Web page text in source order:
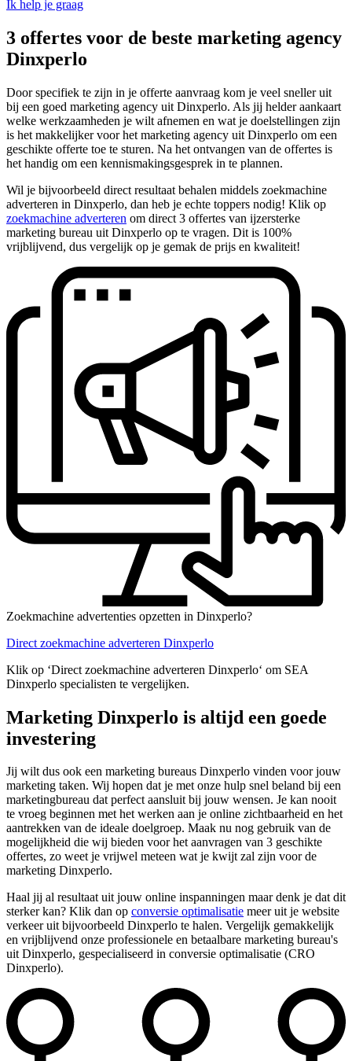
Ik help je graag
3 offertes voor de beste marketing agency
Dinxperlo
Door specifiek te zijn in je offerte aanvraag kom je veel sneller uit
bij een goed marketing agency uit Dinxperlo. Als jij helder aankaart
welke werkzaamheden je wilt afnemen en wat je doelstellingen zijn
is het makkelijker voor het marketing agency uit Dinxperlo om een
geschikte offerte toe te sturen. Na het ontvangen van de offertes is
het handig om een kennismakingsgesprek in te plannen.
Wil je bijvoorbeeld direct resultaat behalen middels zoekmachine
adverteren in Dinxperlo, dan heb je echte toppers nodig! Klik op
zoekmachine adverteren om direct 3 offertes van ijzersterke
marketing bureau uit Dinxperlo op te vragen. Dit is 100%
vrijblijvend, dus vergelijk op je gemak de prijs en kwaliteit!
Zoekmachine advertenties opzetten in Dinxperlo?
Direct zoekmachine adverteren Dinxperlo
Klik op ‘Direct zoekmachine adverteren Dinxperlo‘ om SEA
Dinxperlo specialisten te vergelijken.
Marketing Dinxperlo is altijd een goede
investering
Jij wilt dus ook een marketing bureaus Dinxperlo vinden voor jouw
marketing taken. Wij hopen dat je met onze hulp snel beland bij een
marketingbureau dat perfect aansluit bij jouw wensen. Je kan nooit
te vroeg beginnen met het werken aan je online zichtbaarheid en het
aantrekken van de ideale doelgroep. Maak nu nog gebruik van de
mogelijkheid die wij bieden voor het aanvragen van 3 geschikte
offertes, zo weet je vrijwel meteen wat je kwijt zal zijn voor de
marketing Dinxperlo.
Haal jij al resultaat uit jouw online inspanningen maar denk je dat dit
sterker kan? Klik dan op conversie optimalisatie meer uit je website
verkeer uit bijvoorbeeld Dinxperlo te halen. Vergelijk gemakkelijk
en vrijblijvend onze professionele en betaalbare marketing bureau's
uit Dinxperlo, gespecialiseerd in conversie optimalisatie (CRO
Dinxperlo).